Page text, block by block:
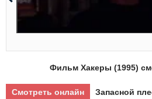
Фильм Хакеры (1995)
Смотреть онлайн Запасной